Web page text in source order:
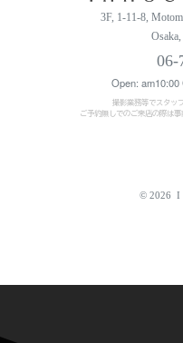
3F, 1-11-8,
06-
Open: am10:00
撮影業務等でスタッ
ご予約無しでのご来店の際は
© 2026